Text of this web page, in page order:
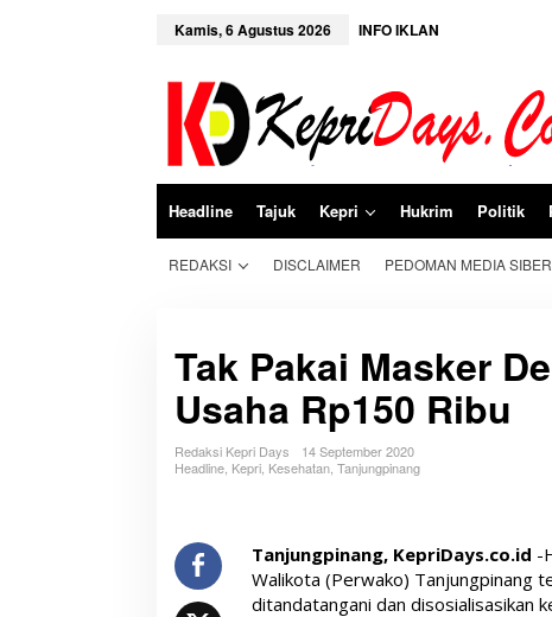
Kamis, 6 Agustus 2026 INFO IKLAN
Headline Tajuk Kepri Hukrim Politik
REDAKSI DISCLAIMER PEDOMAN MEDIA SIBER
Tak Pakai Masker
Usaha Rp150 Ribu
Redaksi Kepri Days
14 September 2020
Headline Kepri Kesehatan Tanjungpinang
Tanjungpinang, KepriDays.co.id -
Walikota (Perwako) Tanjungpinang
ditandatangani dan disosialisasikan